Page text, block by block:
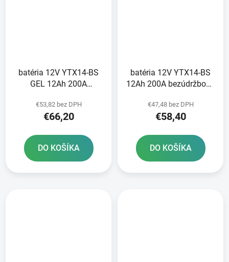
batéria 12V YTX14-BS
GEL 12Ah 200A
technológia 150x87x145
FULBAT aktivovaná vo
€53,82 bez DPH
€66,20
DO KOŠÍKA
batéria 12V YTX14-BS
12Ah 200A bezúdržbová
FULBAT vrátane balenia
elektrolytu
€47,48 bez DPH
€58,40
DO KOŠÍKA